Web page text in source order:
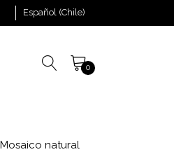
Español (Chile)
0
Mosaico natural